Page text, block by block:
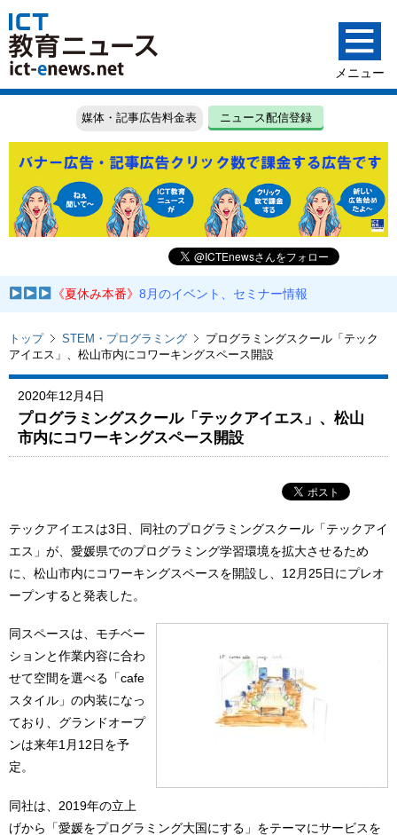
媒体・記事広告料金表 ニュース配信登録
《夏休み本番》8月のイベント、セミナー情報
トップ STEM・プログラミング
プログラミングスクール「テック
アイエス」、松山市内にコワーキングスペース開設
2020年12月4日
プログラミングスクール「テックアイエス」、松山
市内にコワーキングスペース開設
テックアイエスは3日、同社のプログラミングスクール「テックアイ
エス」が、愛媛県でのプログラミング学習環境を拡大させるため
に、松山市内にコワーキングスペースを開設し、12月25日にプレオ
ープンすると発表した。
同スペースは、モチベー
ションと作業内容に合わ
せて空間を選べる「cafe
スタイル」の内装になっ
ており、グランドオープ
ンは来年1月12日を予
定。
同社は、2019年の立上
げから「愛媛をプログラミング大国にする」をテーマにサービスを